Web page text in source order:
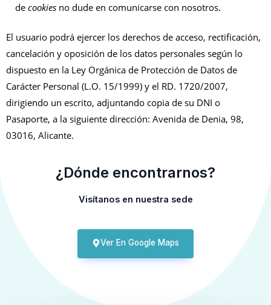
de cookies no dude en comunicarse con nosotros.
El usuario podrá ejercer los derechos de acceso, rectificación,
cancelación y oposición de los datos personales según lo
dispuesto en la Ley Orgánica de Protección de Datos de
Carácter Personal (L.O. 15/1999) y el RD. 1720/2007,
dirigiendo un escrito, adjuntando copia de su DNI o
Pasaporte, a la siguiente dirección: Avenida de Denia, 98,
03016, Alicante.
¿Dónde encontrarnos?
Visítanos en nuestra sede
Ver En Google Maps